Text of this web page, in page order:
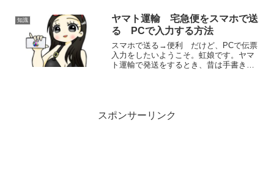
知識
ヤマト運輸 宅急便をスマホで送
る PCで入力する方法
スマホで送る→便利 だけど、PCで伝票
入力をしたいようこそ。虹娘です。ヤマ
ト運輸で発送をするとき、昔は手書きの
スポンサーリンク